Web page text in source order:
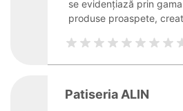
se evidențiază prin
produse proaspete,
Patiseria ALIN